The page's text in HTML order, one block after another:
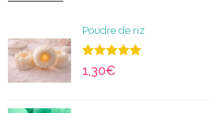
Poudre de riz
Note5.00
sur 5
1,30€